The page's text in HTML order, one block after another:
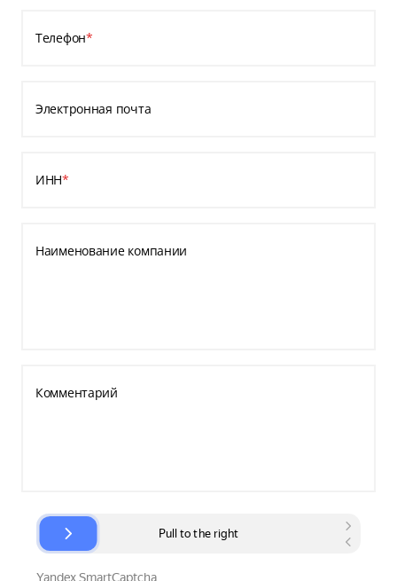
Телефон*
Электронная почта
ИНН*
Наименование компании
Комментарий